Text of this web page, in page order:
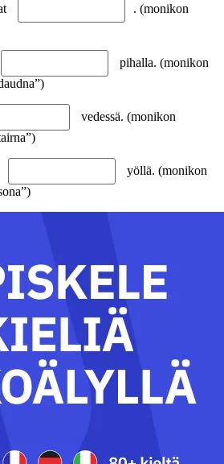
. (monikon
pihalla. (monikon
vedessä. (monikon
yöllä. (monikon